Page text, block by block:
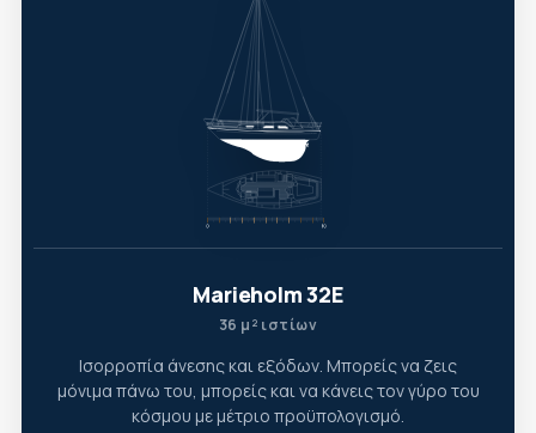
Marieholm 32E
36 μ² ιστίων
Ισορροπία άνεσης και εξόδων. Μπορείς να ζεις
μόνιμα πάνω του, μπορείς και να κάνεις τον γύρο του
κόσμου με μέτριο προϋπολογισμό.